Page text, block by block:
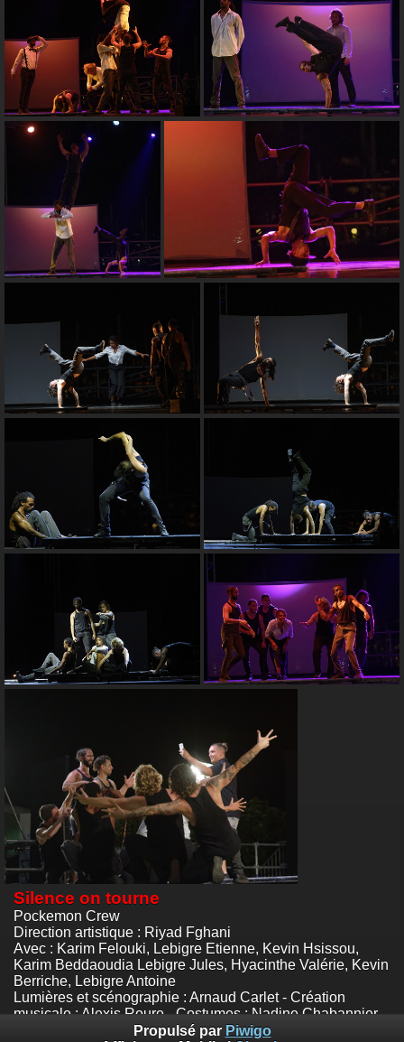
Silence on tourne
Pockemon Crew
Direction artistique : Riyad Fghani
Avec : Karim Felouki, Lebigre Etienne, Kevin Hsissou,
Karim Beddaoudia Lebigre Jules, Hyacinthe Valérie, Kevin
Berriche, Lebigre Antoine
Lumières et scénographie : Arnaud Carlet - Création
musicale : Alexis Roure - Costumes : Nadine Chabannier
Palais des Festivals - Cannes
Propulsé par Piwigo